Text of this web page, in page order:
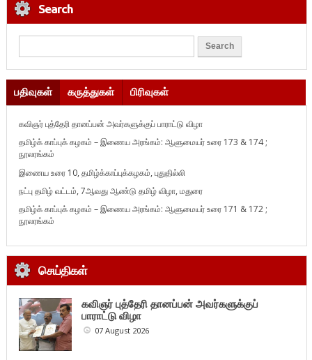
Search
பதிவுகள் கருத்துகள் பிரிவுகள்
கவிஞர் புத்தேரி தானப்பன் அவர்களுக்குப் பாராட்டு விழா
தமிழ்க் காப்புக் கழகம் – இணைய அரங்கம்: ஆளுமையர் உரை 173 & 174 ;
நூலரங்கம்
இணைய உரை 10, தமிழ்க்காப்புக்கழகம், புதுதில்லி
நட்பு தமிழ் வட்டம், 7ஆவது ஆண்டு தமிழ் விழா, மதுரை
தமிழ்க் காப்புக் கழகம் – இணைய அரங்கம்: ஆளுமையர் உரை 171 & 172 ;
நூலரங்கம்
செய்திகள்
கவிஞர் புத்தேரி தானப்பன் அவர்களுக்குப்
பாராட்டு விழா
07 August 2026